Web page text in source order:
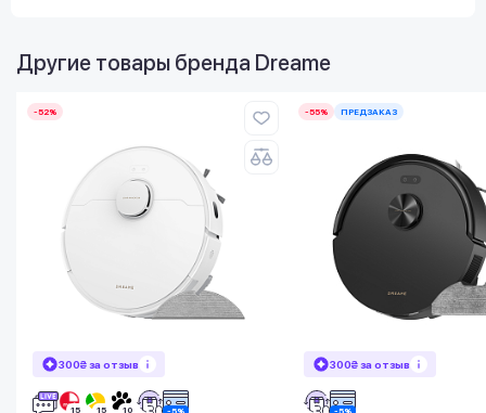
Другие товары бренда Dreame
-52%
300₴ за отзыв
-55% ПРЕДЗАКАЗ
300₴ за отзыв